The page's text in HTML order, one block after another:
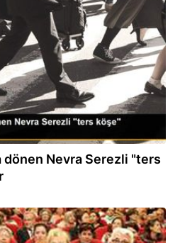
dönen Nevra Serezli "ters